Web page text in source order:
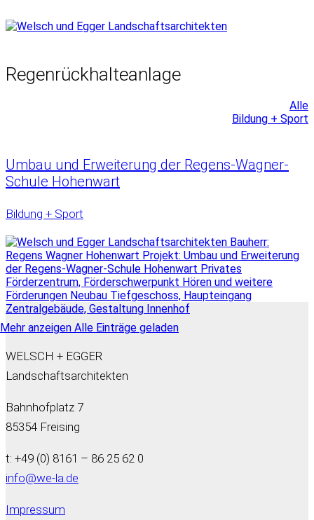
Regenrückhalteanlage
Alle
Bildung + Sport
Umbau und Erweiterung der Regens-Wagner-
Schule Hohenwart
Bildung + Sport
Mehr anzeigen Alle Einträge geladen
WELSCH + EGGER
Landschaftsarchitekten
Bahnhofplatz 7
85354 Freising
t: +49 (0) 8161 – 86 25 62 0
info@we-la.de
Impressum